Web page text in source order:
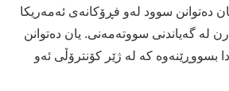
دەتوانن سوود لەو فڕۆكانەی ئەمەریكا
لە گەیاندنی سووتەمەنی. یان دەتوانن
بسووڕێنەوە كە لە ژێر كۆنترۆڵی ئەو